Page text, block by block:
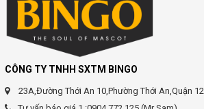
CÔNG TY TNHH SXTM BINGO
23A,Đường Thới An 10,Phường Thới An,Quận 12